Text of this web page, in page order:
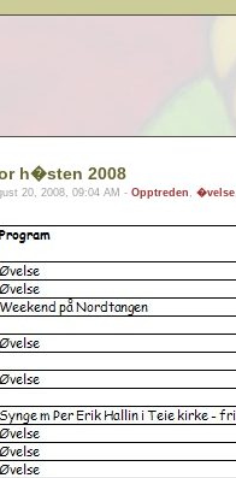
h�sten 2008
20, 2008, 09:04 AM - Opptreden , �velse